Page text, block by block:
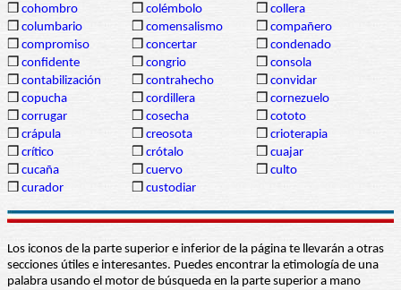
❒ cohombro ❒ colémbolo ❒ collera
❒ columbario ❒ comensalismo ❒ compañero
❒ compromiso ❒ concertar ❒ condenado
❒ confidente ❒ congrio ❒ consola
❒ contabilización ❒ contrahecho ❒ convidar
❒ copucha ❒ cordillera ❒ cornezuelo
❒ corrugar ❒ cosecha ❒ cototo
❒ crápula ❒ creosota ❒ crioterapia
❒ crítico ❒ crótalo ❒ cuajar
❒ cucaña ❒ cuervo ❒ culto
❒ curador ❒ custodiar
Los iconos de la parte superior e inferior de la página te llevarán a otras
secciones útiles e interesantes. Puedes encontrar la etimología de una
palabra usando el motor de búsqueda en la parte superior a mano